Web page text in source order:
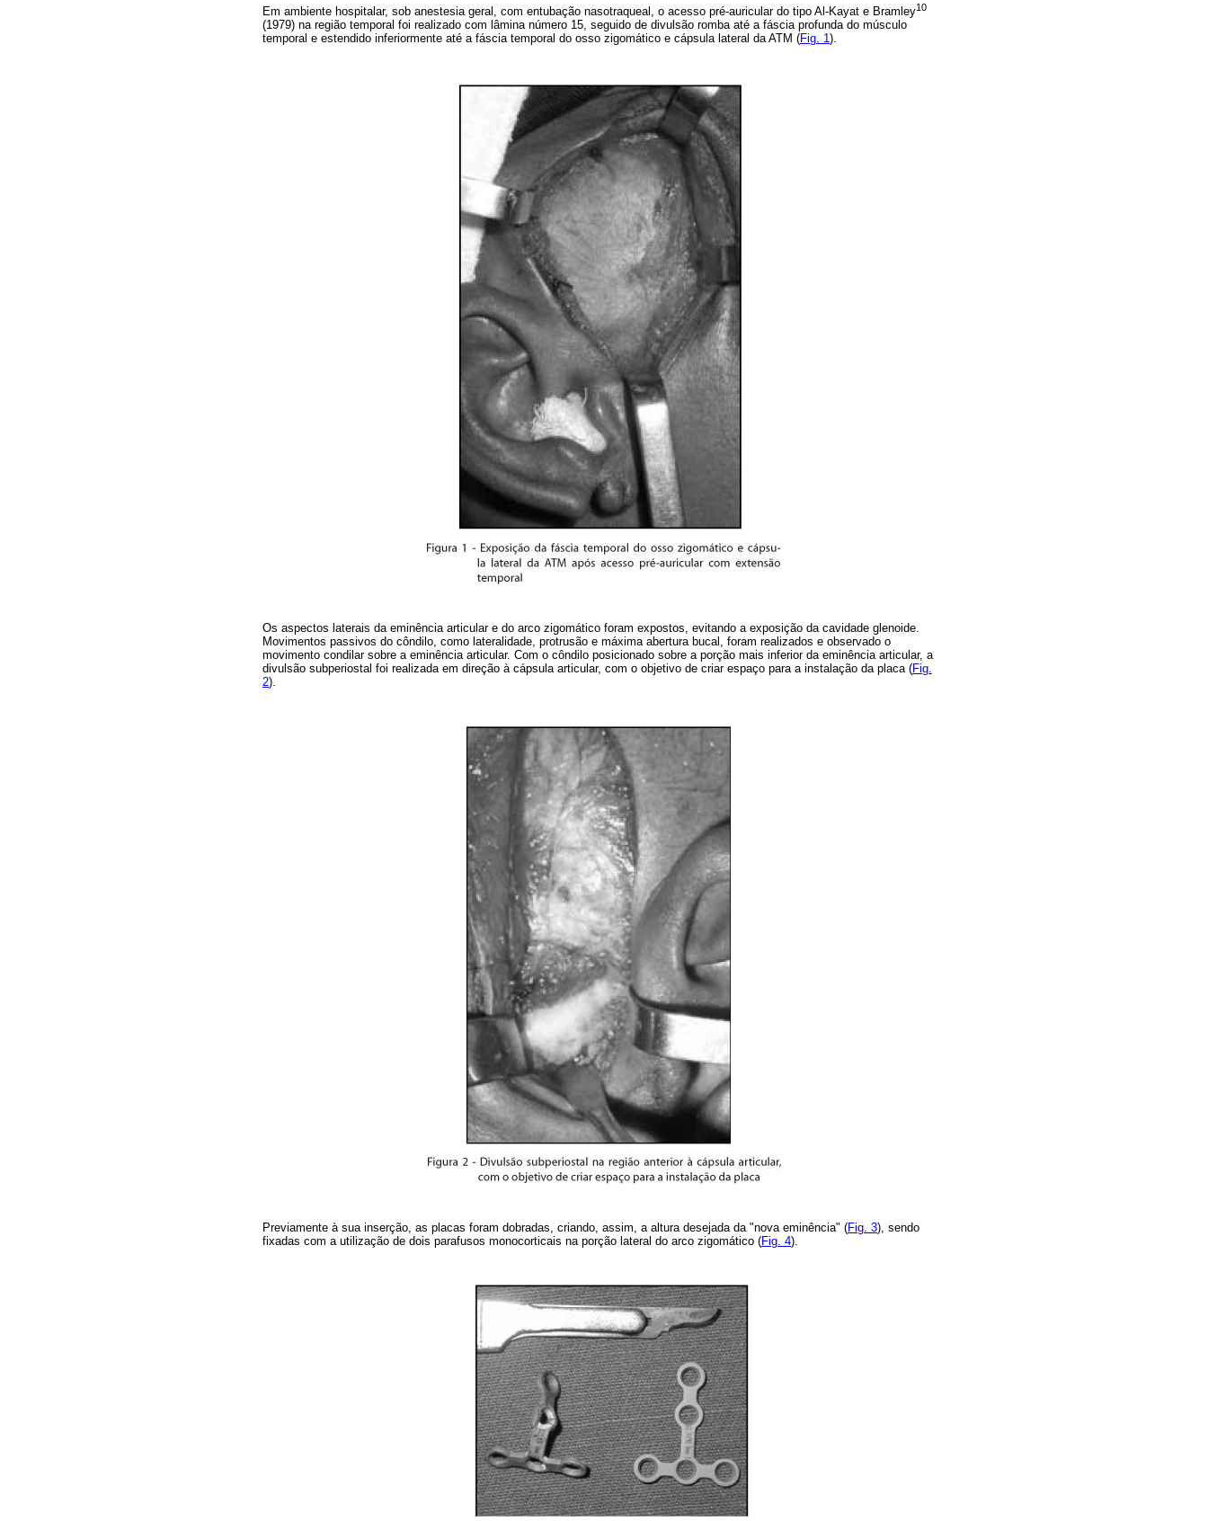
Em ambiente hospitalar, sob anestesia geral, com entubação nasotraqueal, o acesso pré-auricular do tipo Al-Kayat e Bramley10
(1979) na região temporal foi realizado com lâmina número 15, seguido de divulsão romba até a fáscia profunda do músculo
temporal e estendido inferiormente até a fáscia temporal do osso zigomático e cápsula lateral da ATM (Fig. 1).
Os aspectos laterais da eminência articular e do arco zigomático foram expostos, evitando a exposição da cavidade glenoide.
Movimentos passivos do côndilo, como lateralidade, protrusão e máxima abertura bucal, foram realizados e observado o
movimento condilar sobre a eminência articular. Com o côndilo posicionado sobre a porção mais inferior da eminência articular, a
divulsão subperiostal foi realizada em direção à cápsula articular, com o objetivo de criar espaço para a instalação da placa (Fig.
2).
Previamente à sua inserção, as placas foram dobradas, criando, assim, a altura desejada da "nova eminência" (Fig. 3), sendo
fixadas com a utilização de dois parafusos monocorticais na porção lateral do arco zigomático (Fig. 4).